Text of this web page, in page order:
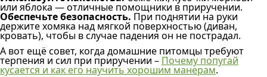
или яблока — отличные помощники в приручении.
Обеспечьте безопасность. При поднятии на руки
держите хомяка над мягкой поверхностью (диван,
кровать), чтобы в случае падения он не пострадал.
А вот ещё совет, когда домашние питомцы требуют
терпения и сил при приручении – Почему попугай
кусается и как его научить хорошим манерам.